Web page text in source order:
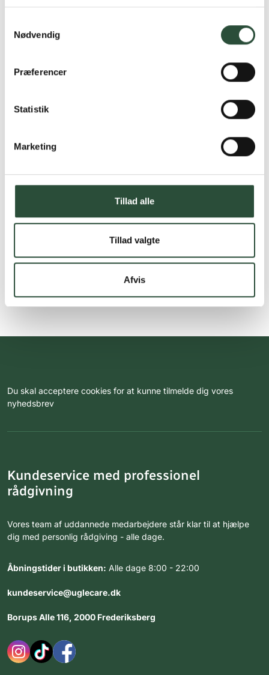
Nødvendig
Præferencer
Statistik
Marketing
Tillad alle
Tillad valgte
Afvis
Du skal acceptere cookies for at kunne tilmelde dig vores
nyhedsbrev
Kundeservice med professionel
rådgivning
Vores team af uddannede medarbejdere står klar til at hjælpe
dig med personlig rådgiving - alle dage.
Åbningstider i butikken: Alle dage 8:00 - 22:00
kundeservice@uglecare.dk
Borups Alle 116, 2000 Frederiksberg